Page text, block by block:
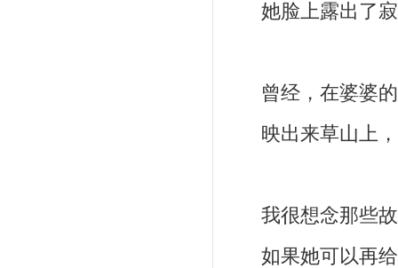
她脸上露出了寂
曾经，在婆婆的
映出来草山上，
我很想念那些故
如果她可以再给